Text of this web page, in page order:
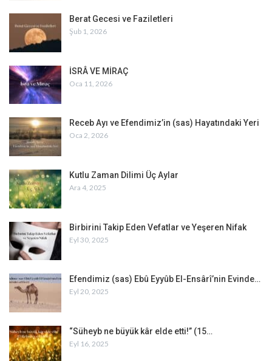
Berat Gecesi ve Faziletleri
Şub 1, 2026
İSRÂ VE MİRAÇ
Oca 11, 2026
Receb Ayı ve Efendimiz’in (sas) Hayatındaki Yeri
Oca 2, 2026
Kutlu Zaman Dilimi Üç Aylar
Ara 4, 2025
Birbirini Takip Eden Vefatlar ve Yeşeren Nifak
Eyl 30, 2025
Efendimiz (sas) Ebû Eyyûb El-Ensârî’nin Evinde…
Eyl 20, 2025
“Süheyb ne büyük kâr elde etti!” (15…
Eyl 16, 2025